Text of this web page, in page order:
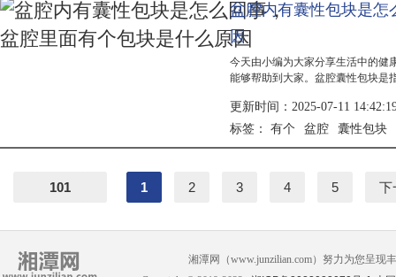
盆腔内有囊性包块是
因
今天由小编为大家分享生活中的健
能够帮助到大家。盆腔囊性包块是
内膜异...
更新时间：2025-07-11
标签： 有个 盆腔 囊性包块
101 1 2 3 4 5 下
湘潭网（www.junzilian.com）努力为您呈现